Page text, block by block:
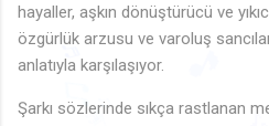
hayaller, aşkın dönüştürücü ve
özgürlük arzusu ve varoluş
anlatıyla karşılaşıyor.
Şarkı sözlerinde sıkça rastlanan